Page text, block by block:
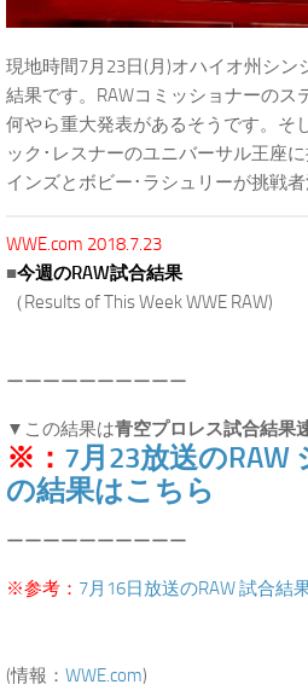
現地時間7月23日(月)オハイオ州シン
結果です。RAWコミッショナーのス
何やら重大発表があるそうです。そ
ック･レスナーのユニバーサル王座
インズとボビー･ラシュリーが挑戦者
WWE.com 2018.7.23
■今週のRAW試合結果
（Results of This Week WWE RAW)
ーーーーーーーーーー
▼この結果は青空プロレス試合結果
※： 7月23放送のRAW
の結果はこちら
ーーーーーーーーーー
※参考： 7月16日放送のRAW 試合結
(情報： WWE.com)